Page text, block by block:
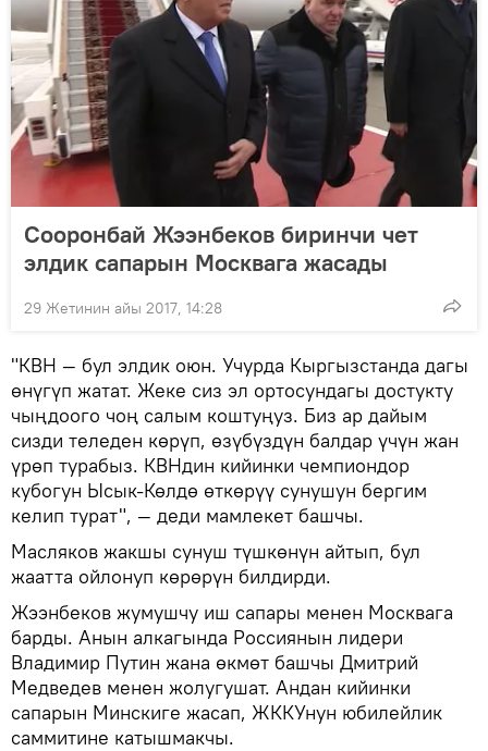
Сооронбай Жээнбеков биринчи чет
элдик сапарын Москвага жасады
29 Жетинин айы 2017, 14:28
"КВН — бул элдик оюн. Учурда Кыргызстанда дагы
өнүгүп жатат. Жеке сиз эл ортосундагы достукту
чыңдоого чоң салым коштуңуз. Биз ар дайым
сизди теледен көрүп, өзүбүздүн балдар үчүн жан
үрөп турабыз. КВНдин кийинки чемпиондор
кубогун Ысык-Көлдө өткөрүү сунушун бергим
келип турат", — деди мамлекет башчы.
Масляков жакшы сунуш түшкөнүн айтып, бул
жаатта ойлонуп көрөрүн билдирди.
Жээнбеков жумушчу иш сапары менен Москвага
барды. Анын алкагында Россиянын лидери
Владимир Путин жана өкмөт башчы Дмитрий
Медведев менен жолугушат. Андан кийинки
сапарын Минскиге жасап, ЖККУнун юбилейлик
саммитине катышмакчы.